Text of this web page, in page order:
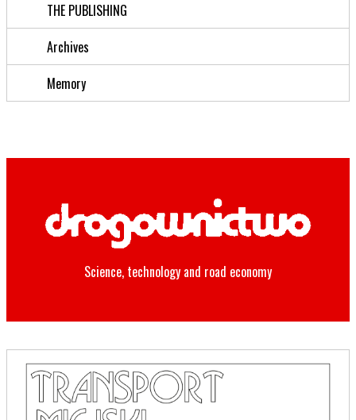
THE PUBLISHING
Archives
Memory
Science, technology and road economy